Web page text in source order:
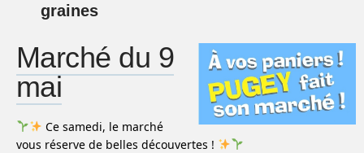
graines
Marché du 9
mai
Ce samedi, le marché
vous réserve de belles découvertes !